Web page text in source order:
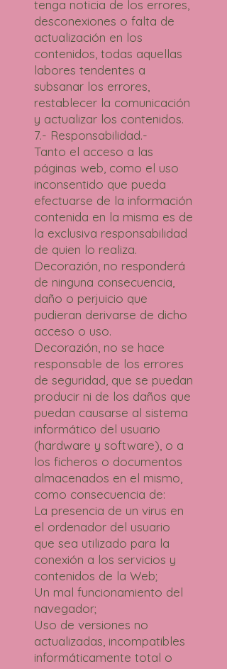
tenga noticia de los errores,
desconexiones o falta de
actualización en los
contenidos, todas aquellas
labores tendentes a
subsanar los errores,
restablecer la comunicación
y actualizar los contenidos.
7.- Responsabilidad.-
Tanto el acceso a las
páginas web, como el uso
inconsentido que pueda
efectuarse de la información
contenida en la misma es de
la exclusiva responsabilidad
de quien lo realiza.
Decorazión, no responderá
de ninguna consecuencia,
daño o perjuicio que
pudieran derivarse de dicho
acceso o uso.
Decorazión, no se hace
responsable de los errores
de seguridad, que se puedan
producir ni de los daños que
puedan causarse al sistema
informático del usuario
(hardware y software), o a
los ficheros o documentos
almacenados en el mismo,
como consecuencia de:
La presencia de un virus en
el ordenador del usuario
que sea utilizado para la
conexión a los servicios y
contenidos de la Web;
Un mal funcionamiento del
navegador;
Uso de versiones no
actualizadas, incompatibles
informáticamente total o